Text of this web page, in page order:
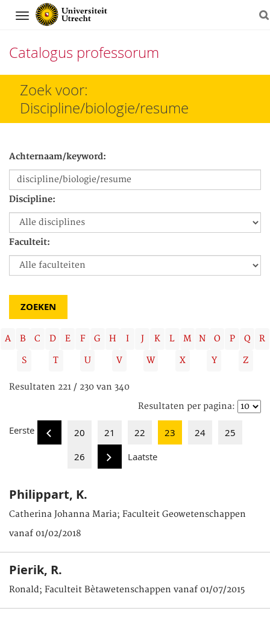
Navigation
Catalogus professorum
Direct
het
Zoek voor:
Discipline/biologie/resume
Achternaam/keyword:
Discipline:
Faculteit:
A B C D E F G H I J K L M N O P Q
R
S
T U V W X Y Z
Resultaten 221 / 230 van 340
Resultaten per pagina:
Eerste 20 21 22 23 24
25
26
Laatste
Philippart, K.
Catherina Johanna Maria; Faculteit Geowetenschappen
vanaf 01/02/2018
Pierik, R.
Ronald; Faculteit Bètawetenschappen vanaf 01/07/2015